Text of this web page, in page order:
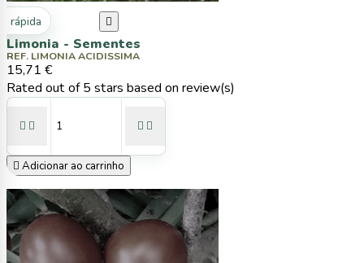
rápida 
Limonia - Sementes
REF. LIMONIA ACIDISSIMA
15,71 €
Rated out of 5 stars based on review(s)
   
 Adicionar ao carrinho